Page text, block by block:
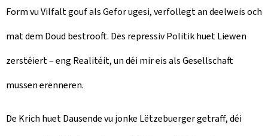
Form vu Vilfalt gouf als Gefor ugesi, verfollegt an deelweis och
mat dem Doud bestrooft. Dës repressiv Politik huet Liewen
zerstéiert – eng Realitéit, un déi mir eis als Gesellschaft
mussen erënneren.
De Krich huet Dausende vu jonke Lëtzebuerger getraff, déi